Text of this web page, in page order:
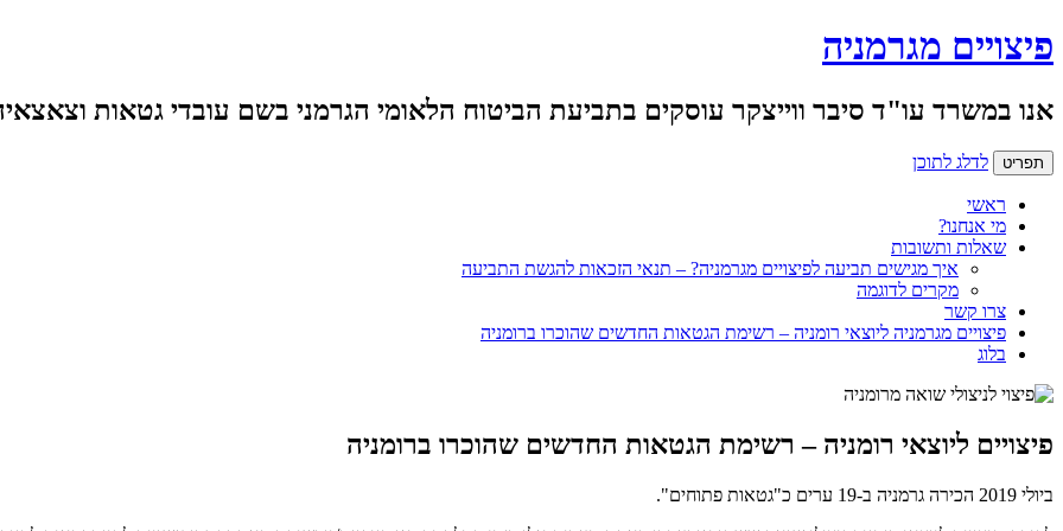
פיצויים מגרמניה
אנו במשרד עו"ד סיבר ווייצקר עוסקים בתביעת הביטוח הלאומי הגרמני בשם עובדי גטאות
תפריט לדלג לתוכן
ראשי
מי אנחנו?
שאלות ותשובות
איך מגישים תביעה לפיצויים מגרמניה? – תנאי הזכאות להגשת התביעה
מקרים לדוגמה
צרו קשר
פיצויים מגרמניה ליוצאי רומניה – רשימת הגטאות החדשים שהוכרו ברומניה
בלוג
פיצויים ליוצאי רומניה – רשימת הגטאות החדשים שהוכרו ברומניה
ביולי 2019 הכירה גרמניה ב-19 ערים כ"גטאות פתוחים".